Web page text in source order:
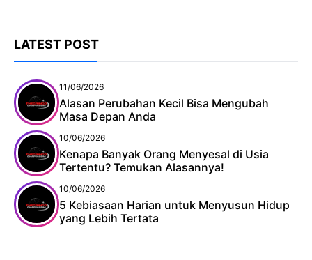
LATEST POST
11/06/2026
Alasan Perubahan Kecil Bisa Mengubah
Masa Depan Anda
10/06/2026
Kenapa Banyak Orang Menyesal di Usia
Tertentu? Temukan Alasannya!
10/06/2026
5 Kebiasaan Harian untuk Menyusun Hidup
yang Lebih Tertata